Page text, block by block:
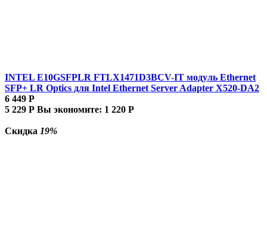
INTEL E10GSFPLR FTLX1471D3BCV-IT модуль Ethernet
SFP+ LR Optics для Intel Ethernet Server Adapter X520-DA2
6 449 Р
5 229 Р Вы экономите: 1 220 Р
Скидка 19%